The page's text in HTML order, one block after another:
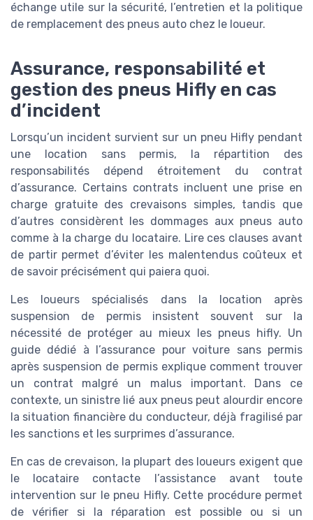
échange utile sur la sécurité, l’entretien et la politique
de remplacement des pneus auto chez le loueur.
Assurance, responsabilité et
gestion des pneus Hifly en cas
d’incident
Lorsqu’un incident survient sur un pneu Hifly pendant
une location sans permis, la répartition des
responsabilités dépend étroitement du contrat
d’assurance. Certains contrats incluent une prise en
charge gratuite des crevaisons simples, tandis que
d’autres considèrent les dommages aux pneus auto
comme à la charge du locataire. Lire ces clauses avant
de partir permet d’éviter les malentendus coûteux et
de savoir précisément qui paiera quoi.
Les loueurs spécialisés dans la location après
suspension de permis insistent souvent sur la
nécessité de protéger au mieux les pneus hifly. Un
guide dédié à l’assurance pour voiture sans permis
après suspension de permis explique comment trouver
un contrat malgré un malus important. Dans ce
contexte, un sinistre lié aux pneus peut alourdir encore
la situation financière du conducteur, déjà fragilisé par
les sanctions et les surprimes d’assurance.
En cas de crevaison, la plupart des loueurs exigent que
le locataire contacte l’assistance avant toute
intervention sur le pneu Hifly. Cette procédure permet
de vérifier si la réparation est possible ou si un